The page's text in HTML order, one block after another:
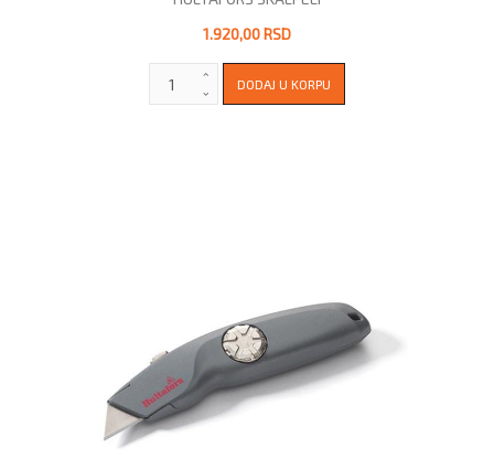
1.920,00 RSD